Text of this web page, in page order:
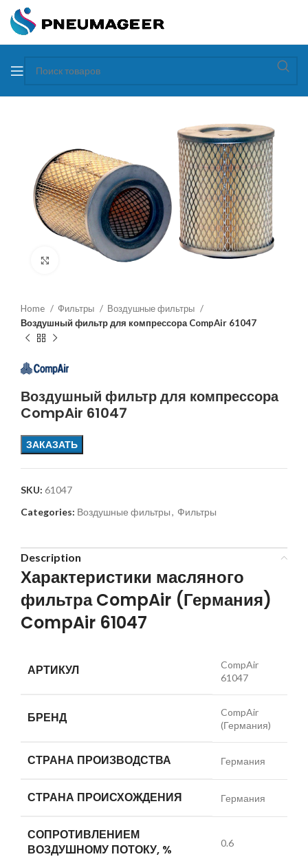
Увеличить
Home Фильтры
Воздушные фильтры
Воздушный фильтр для компрессора CompAir 61047
Воздушный фильтр для компрессора
CompAir 61047
ЗАКАЗАТЬ
SKU: 61047
Categories: Воздушные фильтры, Фильтры
Description
Характеристики масляного
фильтра CompAir (Германия)
CompAir 61047
АРТИКУЛ
CompAir
61047
БРЕНД
CompAir
(Германия)
СТРАНА ПРОИЗВОДСТВА Германия
СТРАНА ПРОИСХОЖДЕНИЯ Германия
СОПРОТИВЛЕНИЕМ
ВОЗДУШНОМУ ПОТОКУ, %
0.6